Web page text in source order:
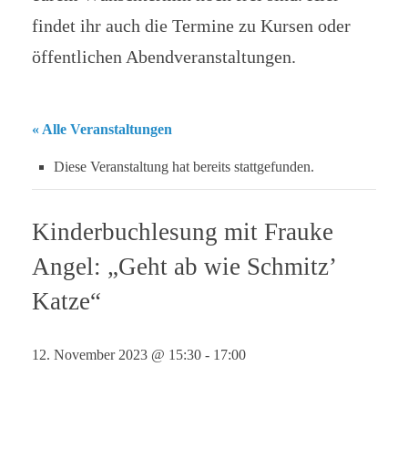
findet ihr auch die Termine zu Kursen oder
öffentlichen Abendveranstaltungen.
« Alle Veranstaltungen
Diese Veranstaltung hat bereits stattgefunden.
Kinderbuchlesung mit Frauke
Angel: „Geht ab wie Schmitz’
Katze“
12. November 2023 @ 15:30 - 17:00